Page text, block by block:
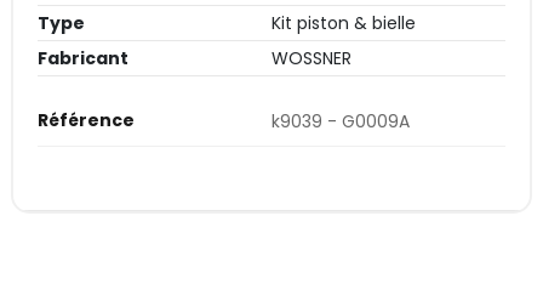
Type
Kit piston & bielle
Fabricant
WOSSNER
Référence k9039 - G0009A